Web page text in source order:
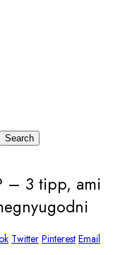
– 3 tipp, ami
Twitter Pinterest Email